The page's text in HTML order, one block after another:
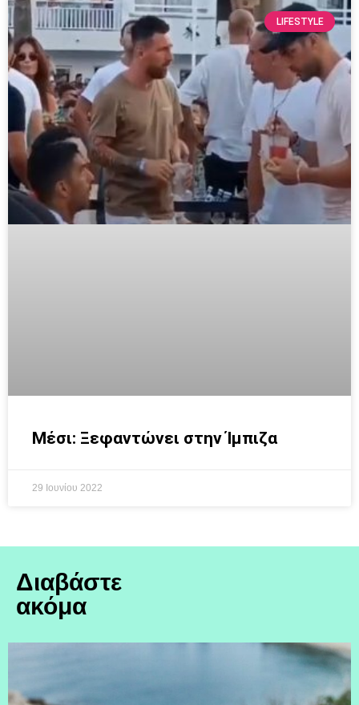
LIFESTYLE
Μέσι: Ξεφαντώνει στην Ίμπιζα
29 Ιουνίου 2022
Διαβάστε
ακόμα